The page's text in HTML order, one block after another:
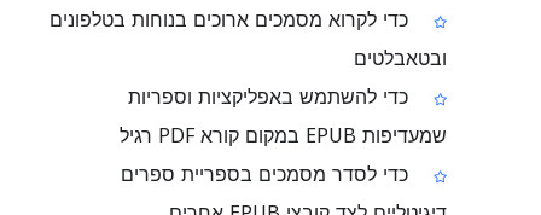
כדי לקרוא מסמכים ארוכים בנוחות בטלפונים
ובטאבלטים
כדי להשתמש באפליקציות וספריות
שמעדיפות EPUB במקום קורא PDF רגיל
כדי לסדר מסמכים בספריית ספרים